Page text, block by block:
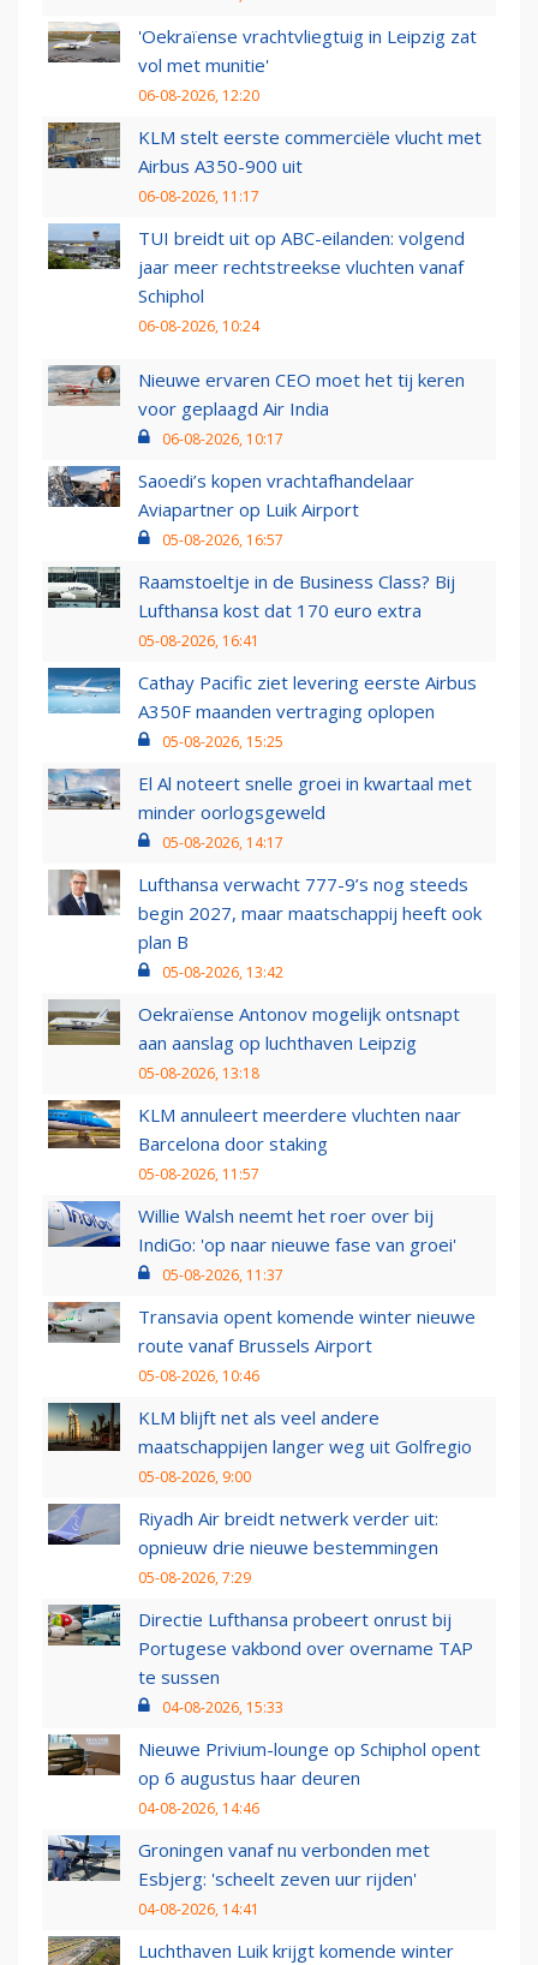
'Oekraïense vrachtvliegtuig in Leipzig zat
vol met munitie'
06-08-2026, 12:20
KLM stelt eerste commerciële vlucht met
Airbus A350-900 uit
06-08-2026, 11:17
TUI breidt uit op ABC-eilanden: volgend
jaar meer rechtstreekse vluchten vanaf
Schiphol
06-08-2026, 10:24
Nieuwe ervaren CEO moet het tij keren
voor geplaagd Air India
06-08-2026, 10:17
Saoedi’s kopen vrachtafhandelaar
Aviapartner op Luik Airport
05-08-2026, 16:57
Raamstoeltje in de Business Class? Bij
Lufthansa kost dat 170 euro extra
05-08-2026, 16:41
Cathay Pacific ziet levering eerste Airbus
A350F maanden vertraging oplopen
05-08-2026, 15:25
El Al noteert snelle groei in kwartaal met
minder oorlogsgeweld
05-08-2026, 14:17
Lufthansa verwacht 777-9’s nog steeds
begin 2027, maar maatschappij heeft ook
plan B
05-08-2026, 13:42
Oekraïense Antonov mogelijk ontsnapt
aan aanslag op luchthaven Leipzig
05-08-2026, 13:18
KLM annuleert meerdere vluchten naar
Barcelona door staking
05-08-2026, 11:57
Willie Walsh neemt het roer over bij
IndiGo: 'op naar nieuwe fase van groei'
05-08-2026, 11:37
Transavia opent komende winter nieuwe
route vanaf Brussels Airport
05-08-2026, 10:46
KLM blijft net als veel andere
maatschappijen langer weg uit Golfregio
05-08-2026, 9:00
Riyadh Air breidt netwerk verder uit:
opnieuw drie nieuwe bestemmingen
05-08-2026, 7:29
Directie Lufthansa probeert onrust bij
Portugese vakbond over overname TAP
te sussen
04-08-2026, 15:33
Nieuwe Privium-lounge op Schiphol opent
op 6 augustus haar deuren
04-08-2026, 14:46
Groningen vanaf nu verbonden met
Esbjerg: 'scheelt zeven uur rijden'
04-08-2026, 14:41
Luchthaven Luik krijgt komende winter